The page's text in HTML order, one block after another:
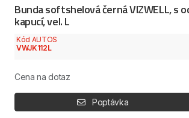
Bunda softshelová černá VIZWELL, s
kapucí, vel. L
Kód AUTOS
VWJK112L
Cena na dotaz
Poptávka